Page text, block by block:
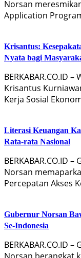
Norsan
Application
Krisantus:
Nyata bagi
BERKABAR.CO.ID
Krisantus
Kerja Sosial
Literasi Keuangan
Rata-rata Nasional
BERKABAR.CO.ID
Norsan
Percepatan Akses
Gubernur Norsan
Se-Indonesia
BERKABAR.CO.ID